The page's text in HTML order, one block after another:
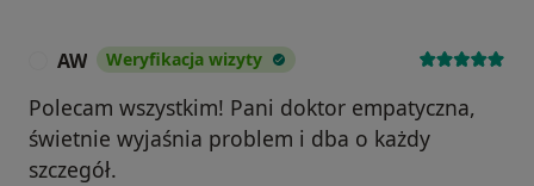
AW Weryfikacja wizyty
Polecam wszystkim! Pani doktor empatyczna,
świetnie wyjaśnia problem i dba o każdy
szczegół.